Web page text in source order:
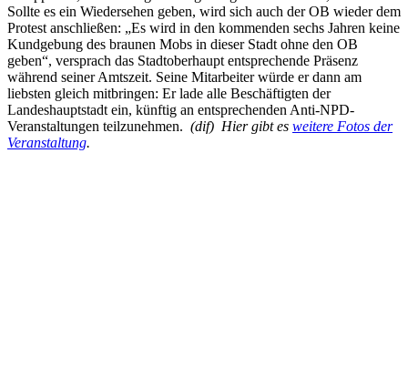
Sollte es ein Wiedersehen geben, wird sich auch der OB wieder dem
Protest anschließen: „Es wird in den kommenden sechs Jahren keine
Kundgebung des braunen Mobs in dieser Stadt ohne den OB
geben“, versprach das Stadtoberhaupt entsprechende Präsenz
während seiner Amtszeit. Seine Mitarbeiter würde er dann am
liebsten gleich mitbringen: Er lade alle Beschäftigten der
Landeshauptstadt ein, künftig an entsprechenden Anti-NPD-
Veranstaltungen teilzunehmen. (dif) Hier gibt es weitere Fotos der
Veranstaltung.